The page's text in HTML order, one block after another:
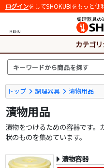
ログインをしてSHOKUBIをもっと便
MENU
カテゴ
トップ 調理器具 漬物用品
漬物用品
漬物をつけるための容器です。
状のものを集めています。
漬物容器